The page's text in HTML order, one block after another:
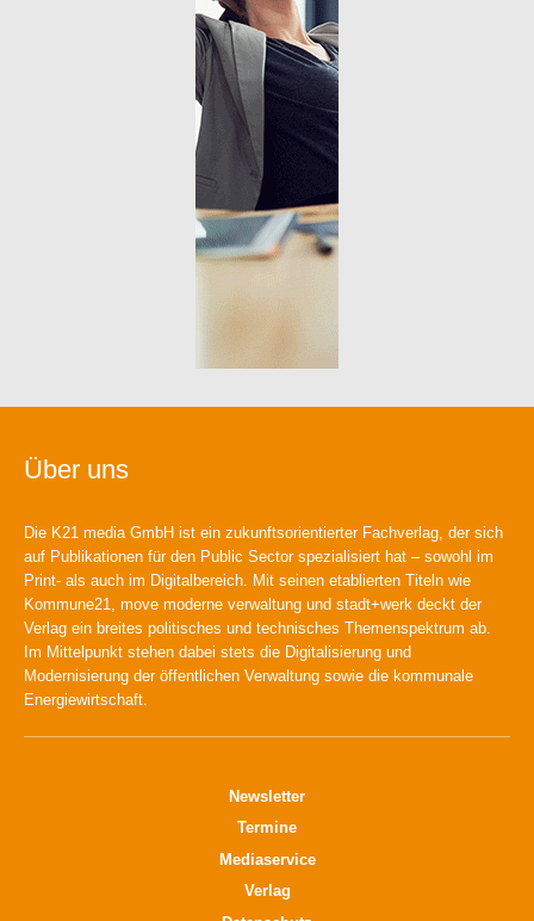
Über uns
Die K21 media GmbH ist ein zukunftsorientierter Fachverlag, der sich
auf Publikationen für den Public Sector spezialisiert hat – sowohl im
Print- als auch im Digitalbereich. Mit seinen etablierten Titeln wie
Kommune21, move moderne verwaltung und stadt+werk deckt der
Verlag ein breites politisches und technisches Themenspektrum ab.
Im Mittelpunkt stehen dabei stets die Digitalisierung und
Modernisierung der öffentlichen Verwaltung sowie die kommunale
Energiewirtschaft.
Newsletter
Termine
Mediaservice
Verlag